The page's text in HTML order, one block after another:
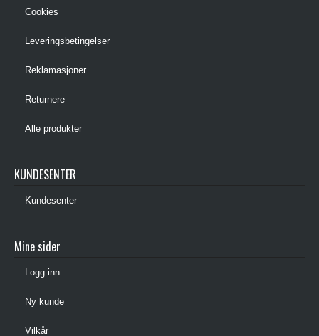
Cookies
Leveringsbetingelser
Reklamasjoner
Returnere
Alle produkter
KUNDESENTER
Kundesenter
Mine sider
Logg inn
Ny kunde
Vilkår